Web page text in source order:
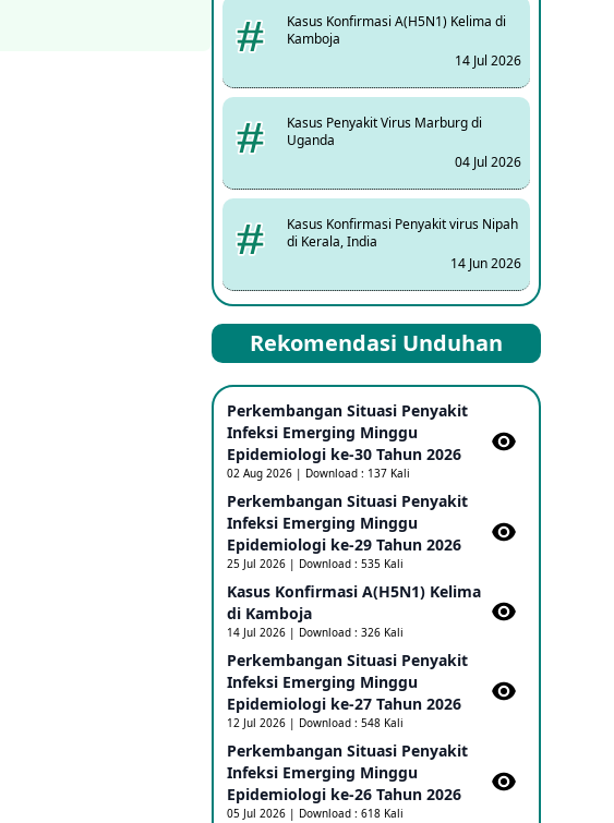
Kasus Konfirmasi A(H5N1) Kelima di
Kamboja
14 Jul 2026
Kasus Penyakit Virus Marburg di
Uganda
04 Jul 2026
Kasus Konfirmasi Penyakit virus Nipah
di Kerala, India
14 Jun 2026
Kasus Dicurigai Penyakit virus Nipah di
Kerala, India
12 Jun 2026
Mpox Clade 1b di Taiwan
25 May 2026
Update Informasi PHEIC Penyakit
Ebola
Penetapan Outbreak Penyakit Ebola di
RD Kongo dan Uganda Sebagai PHEIC
17 May 2026
Outbreak Penyakti Ebola di RD Kongo
16 May 2026
Kasus Konfirmasi A(H5NN6) di Cina
Rekomendasi Unduhan
Perkembangan Situasi Penyakit
Infeksi Emerging Minggu
Epidemiologi ke-30 Tahun 2026
02 Aug 2026 | Download : 137 Kali
Perkembangan Situasi Penyakit
Infeksi Emerging Minggu
Epidemiologi ke-29 Tahun 2026
25 Jul 2026 | Download : 535 Kali
Kasus Konfirmasi A(H5N1) Kelima
di Kamboja​
14 Jul 2026 | Download : 326 Kali
Perkembangan Situasi Penyakit
Infeksi Emerging Minggu
Epidemiologi ke-27 Tahun 2026
12 Jul 2026 | Download : 548 Kali
Perkembangan Situasi Penyakit
Infeksi Emerging Minggu
Epidemiologi ke-26 Tahun 2026
05 Jul 2026 | Download : 618 Kali